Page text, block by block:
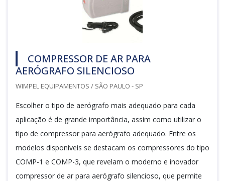
COMPRESSOR DE AR PARA
AERÓGRAFO SILENCIOSO
WIMPEL EQUIPAMENTOS / SÃO PAULO - SP
Escolher o tipo de aerógrafo mais adequado para cada
aplicação é de grande importância, assim como utilizar o
tipo de compressor para aerógrafo adequado. Entre os
modelos disponíveis se destacam os compressores do tipo
COMP-1 e COMP-3, que revelam o moderno e inovador
compressor de ar para aerógrafo silencioso, que permite